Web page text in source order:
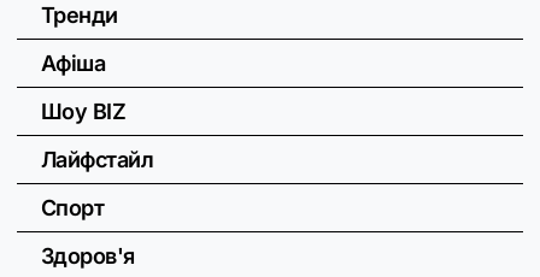
Тренди
Афіша
Шоу BIZ
Лайфстайл
Спорт
Здоров'я